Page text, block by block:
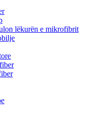
lëkurën e mikrofibrit